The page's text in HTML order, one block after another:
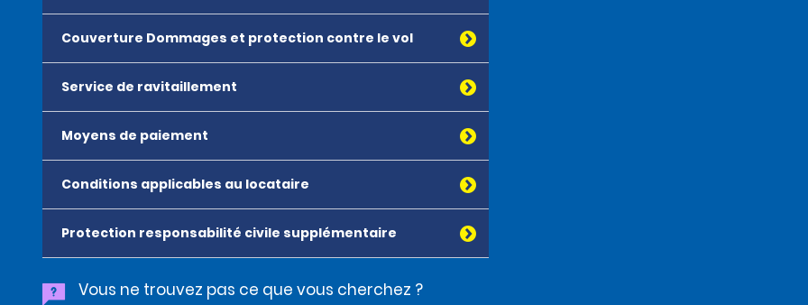
Couverture Dommages et protection contre le vol
Service de ravitaillement
Moyens de paiement
Conditions applicables au locataire
Protection responsabilité civile supplémentaire
Vous ne trouvez pas ce que vous cherchez ?